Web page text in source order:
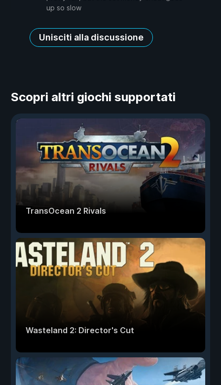
up so slow
Unisciti alla discussione
Scopri altri giochi supportati
TransOcean 2 Rivals
Wasteland 2: Director's Cut